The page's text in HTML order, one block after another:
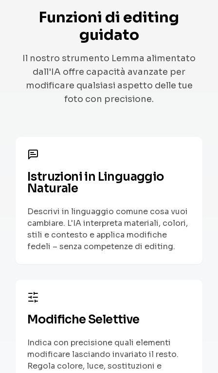
Funzioni di editing
guidato
Il nostro strumento Lemma alimentato
dall'IA offre capacità avanzate per
modificare qualsiasi aspetto delle tue
foto con precisione.
Istruzioni in Linguaggio
Naturale
Descrivi in linguaggio comune cosa vuoi
cambiare. L'IA interpreta materiali, colori,
stili e contesto e applica modifiche
fedeli – senza competenze di editing.
Modifiche Selettive
Indica con precisione quali elementi
modificare lasciando invariato il resto.
Regola colore, luce, sostituzioni e